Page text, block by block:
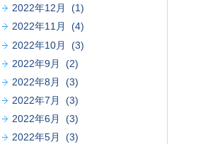
2022年12月 (1)
2022年11月 (4)
2022年10月 (3)
2022年9月 (2)
2022年8月 (3)
2022年7月 (3)
2022年6月 (3)
2022年5月 (3)